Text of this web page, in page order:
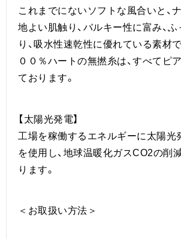
これまでにないソフトな風合いと、
地よい肌触り、バルキー性に富み、
り、吸水性速乾性に優れている素材
００％ハートの無撚糸は、すべてピ
ております。
【太陽光発電】
工場を稼働するエネルギーに太陽光
を使用し、地球温暖化ガスCO2の削
ります。
＜お取扱い方法＞